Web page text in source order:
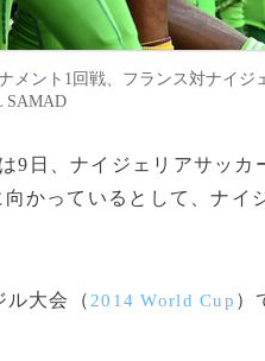
メント1回戦、フランス対ナイ
SAMAD
9日、ナイジェリアサッカ
かっているとして、ナイ
大会（ 2014 World Cup ）